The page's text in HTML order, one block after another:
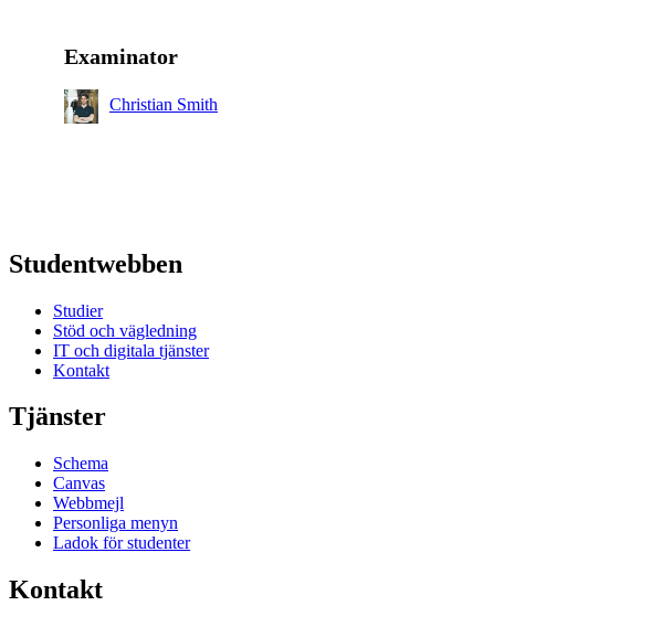
Examinator
Christian Smith
Studentwebben
Studier
Stöd och vägledning
IT och digitala tjänster
Kontakt
Tjänster
Schema
Canvas
Webbmejl
Personliga menyn
Ladok för studenter
Kontakt